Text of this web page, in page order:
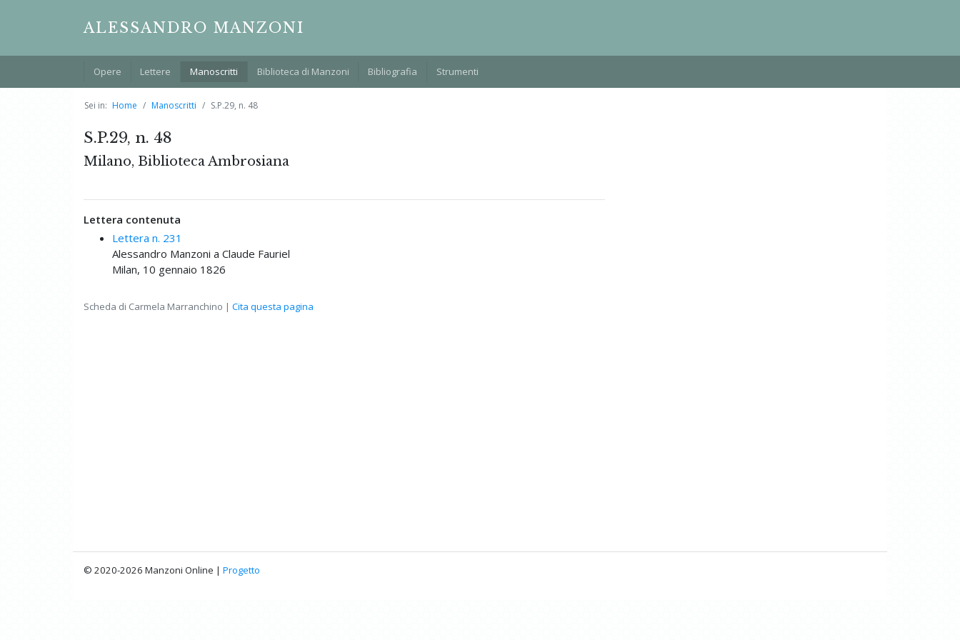
ALESSANDRO MANZONI
Opere Lettere Manoscritti Biblioteca di Manzoni Bibliografia Strumenti
Sei in: Home Manoscritti S.P.29, n. 48
S.P.29, n. 48
Milano, Biblioteca Ambrosiana
Lettera contenuta
Lettera n. 231
Alessandro Manzoni a Claude Fauriel
Milan, 10 gennaio 1826
Scheda di Carmela Marranchino | Cita questa pagina
© 2020-2026 Manzoni Online | Progetto